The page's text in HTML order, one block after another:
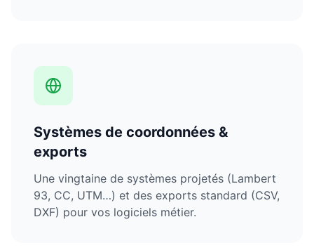
Systèmes de coordonnées &
exports
Une vingtaine de systèmes projetés (Lambert
93, CC, UTM…) et des exports standard (CSV,
DXF) pour vos logiciels métier.